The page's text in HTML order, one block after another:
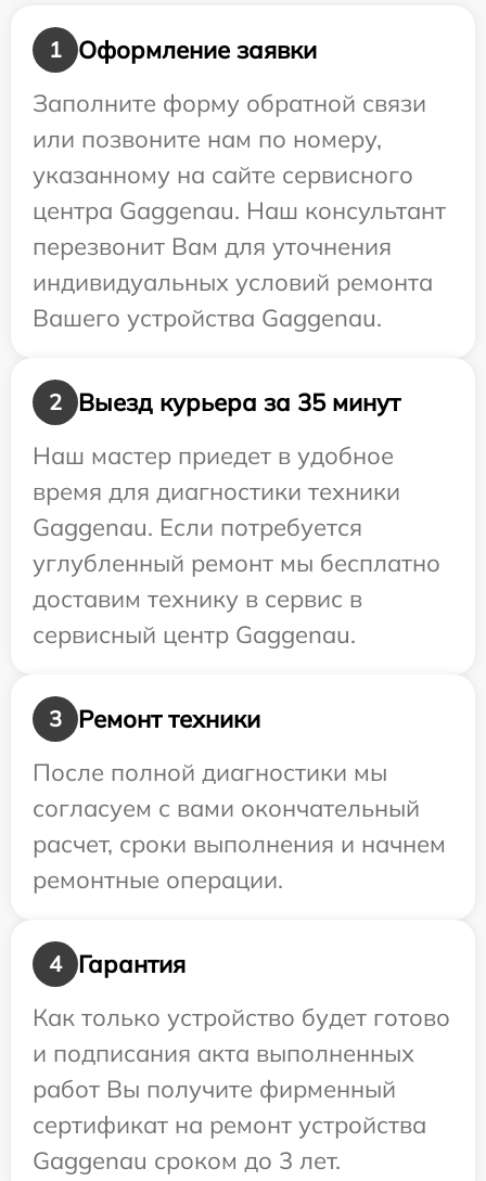
1
Оформление заявки
Заполните форму обратной связи
или позвоните нам по номеру,
указанному на сайте сервисного
центра Gaggenau. Наш консультант
перезвонит Вам для уточнения
индивидуальных условий ремонта
Вашего устройства Gaggenau.
2
Выезд курьера за 35 минут
Наш мастер приедет в удобное
время для диагностики техники
Gaggenau. Если потребуется
углубленный ремонт мы бесплатно
доставим технику в сервис в
сервисный центр Gaggenau.
3
Ремонт техники
После полной диагностики мы
согласуем с вами окончательный
расчет, сроки выполнения и начнем
ремонтные операции.
4
Гарантия
Как только устройство будет готово
и подписания акта выполненных
работ Вы получите фирменный
сертификат на ремонт устройства
Gaggenau сроком до 3 лет.